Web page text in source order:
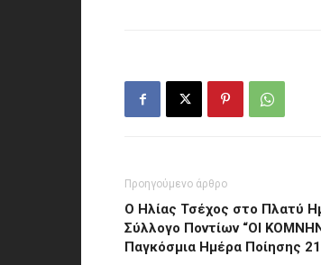
Προηγούμενο άρθρο
Ο Ηλίας Τσέχος στο Πλατύ
Σύλλογο Ποντίων “ΟΙ
Παγκόσμια Ημέρα Ποίησης